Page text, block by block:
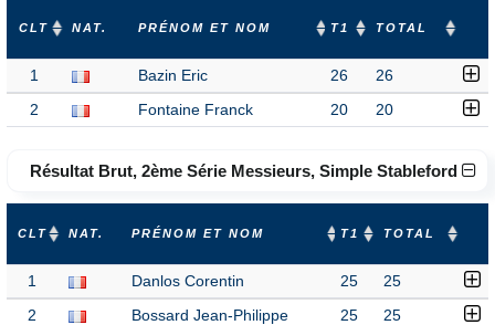
CLT NAT. PRÉNOM ET NOM T1 TOTAL
1 Bazin Eric 26 26
2 Fontaine Franck 20 20
Résultat Brut, 2ème Série Messieurs, Simple Stableford
CLT NAT. PRÉNOM ET NOM T1 TOTAL
1 Danlos Corentin 25 25
2 Bossard Jean-Philippe 25 25